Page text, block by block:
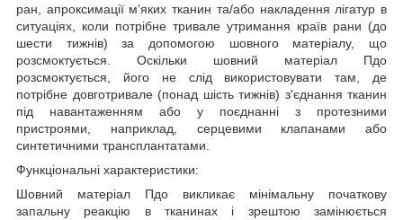
ран, апроксимації м'яких тканин та/або накладення лігатур в
ситуаціях, коли потрібне тривале утримання країв рани (до
шести тижнів) за допомогою шовного матеріалу, що
розсмоктується. Оскільки шовний матеріал Пдо
розсмоктується, його не слід використовувати там, де
потрібне довготривале (понад шість тижнів) з'єднання тканин
під навантаженням або у поєднанні з протезними
пристроями, наприклад, серцевими клапанами або
синтетичними трансплантатами.
Функціональні характеристики:
Шовний матеріал Пдо викликає мінімальну початкову
запальну реакцію в тканинах і зрештою замінюється